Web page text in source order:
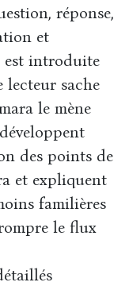
réponse,
et
introduite
lecteur sache
le mène
des points de
et expliquent
familières
le flux